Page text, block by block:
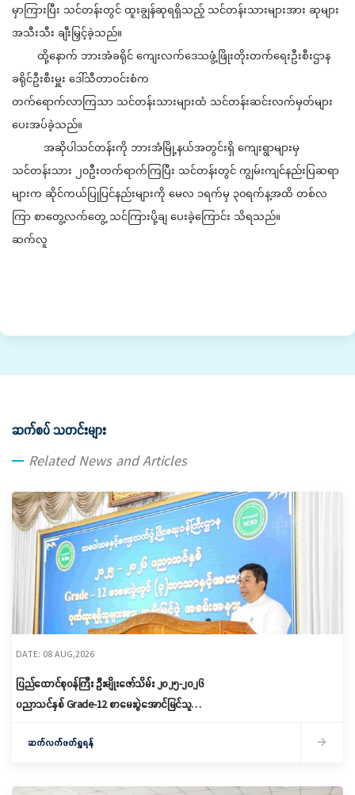
မှာကြားပြီး သင်တန်းတွင် ထူးချွန်ဆုရရှိသည့် သင်တန်းသားများအား ဆုများ
အသီးသီး ချီးမြှင့်ခဲ့သည်။
ထို့နောက် ဘားအံခရိုင် ကျေးလက်ဒေသဖွံ့ဖြိုးတိုးတက်ရေးဦးစီးဌာန
ခရိုင်ဦးစီးမှူး ဒေါ်သီတာဝင်းစံက
တက်ရောက်လာကြသာ သင်တန်းသားများထံ သင်တန်းဆင်းလက်မှတ်များ
ပေးအပ်ခဲ့သည်။
အဆိုပါသင်တန်းကို ဘားအံမြို့နယ်အတွင်းရှိ ကျေးရွာများမှ
သင်တန်းသား ၂၀ဦးတက်ရာက်ကြပြီး သင်တန်းတွင် ကျွမ်းကျင်နည်းပြဆရာ
များက ဆိုင်ကယ်ပြုပြင်နည်းများကို မေလ ၁ရက်မှ ၃၀ရက်န့အထိ တစ်လ
ကြာ စာတွေ့လက်တွေ့ သင်ကြားပို့ချ ပေးခဲ့ကြောင်း သိရသည်။
ဆက်လူ
ဆက်စပ် သတင်းများ
Related News and Articles
DATE: 08 AUG,2026
ပြည်ထောင်စုဝန်ကြီး ဦးမျိုးဇော်သိမ်း ၂၀၂၅-၂၀၂၆
ပညာသင်နှစ် Grade-12 စာမေးပွဲအောင်မြင်သူများ
ဆက်လက်ဖတ်ရှုရန်